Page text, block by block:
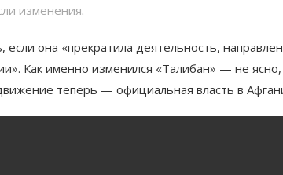
изменения.
она «прекратила деятельность,
Как именно изменился «Талибан» — не
теперь — официальная власть в